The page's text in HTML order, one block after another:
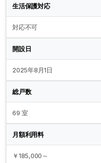
生活保護対応
対応不可
開設日
2025年8月1日
総戸数
69 室
月額利用料
￥185,000～